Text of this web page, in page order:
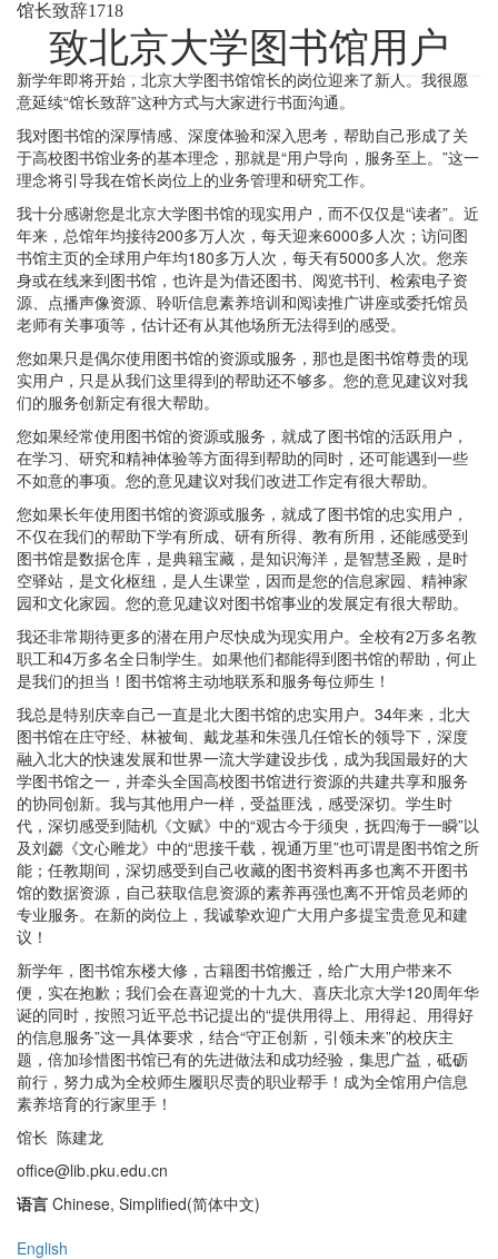
致北京大学图书馆用户
馆长致辞1718
新学年即将开始，北京大学图书馆馆长的岗位迎来了新人。我很愿
意延续“馆长致辞”这种方式与大家进行书面沟通。
我对图书馆的深厚情感、深度体验和深入思考，帮助自己形成了关
于高校图书馆业务的基本理念，那就是“用户导向，服务至上。”这一
理念将引导我在馆长岗位上的业务管理和研究工作。
我十分感谢您是北京大学图书馆的现实用户，而不仅仅是“读者”。近
年来，总馆年均接待200多万人次，每天迎来6000多人次；访问图
书馆主页的全球用户年均180多万人次，每天有5000多人次。您亲
身或在线来到图书馆，也许是为借还图书、阅览书刊、检索电子资
源、点播声像资源、聆听信息素养培训和阅读推广讲座或委托馆员
老师有关事项等，估计还有从其他场所无法得到的感受。
您如果只是偶尔使用图书馆的资源或服务，那也是图书馆尊贵的现
实用户，只是从我们这里得到的帮助还不够多。您的意见建议对我
们的服务创新定有很大帮助。
您如果经常使用图书馆的资源或服务，就成了图书馆的活跃用户，
在学习、研究和精神体验等方面得到帮助的同时，还可能遇到一些
不如意的事项。您的意见建议对我们改进工作定有很大帮助。
您如果长年使用图书馆的资源或服务，就成了图书馆的忠实用户，
不仅在我们的帮助下学有所成、研有所得、教有所用，还能感受到
图书馆是数据仓库，是典籍宝藏，是知识海洋，是智慧圣殿，是时
空驿站，是文化枢纽，是人生课堂，因而是您的信息家园、精神家
园和文化家园。您的意见建议对图书馆事业的发展定有很大帮助。
我还非常期待更多的潜在用户尽快成为现实用户。全校有2万多名教
职工和4万多名全日制学生。如果他们都能得到图书馆的帮助，何止
是我们的担当！图书馆将主动地联系和服务每位师生！
我总是特别庆幸自己一直是北大图书馆的忠实用户。34年来，北大
图书馆在庄守经、林被甸、戴龙基和朱强几任馆长的领导下，深度
融入北大的快速发展和世界一流大学建设步伐，成为我国最好的大
学图书馆之一，并牵头全国高校图书馆进行资源的共建共享和服务
的协同创新。我与其他用户一样，受益匪浅，感受深切。学生时
代，深切感受到陆机《文赋》中的“观古今于须臾，抚四海于一瞬”以
及刘勰《文心雕龙》中的“思接千载，视通万里”也可谓是图书馆之所
能；任教期间，深切感受到自己收藏的图书资料再多也离不开图书
馆的数据资源，自己获取信息资源的素养再强也离不开馆员老师的
专业服务。在新的岗位上，我诚挚欢迎广大用户多提宝贵意见和建
议！
新学年，图书馆东楼大修，古籍图书馆搬迁，给广大用户带来不
便，实在抱歉；我们会在喜迎党的十九大、喜庆北京大学120周年华
诞的同时，按照习近平总书记提出的“提供用得上、用得起、用得好
的信息服务”这一具体要求，结合“守正创新，引领未来”的校庆主
题，倍加珍惜图书馆已有的先进做法和成功经验，集思广益，砥砺
前行，努力成为全校师生履职尽责的职业帮手！成为全馆用户信息
素养培育的行家里手！
馆长 陈建龙
office@lib.pku.edu.cn
语言 Chinese, Simplified(简体中文)
English